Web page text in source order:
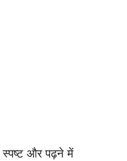
और पढ़ने में